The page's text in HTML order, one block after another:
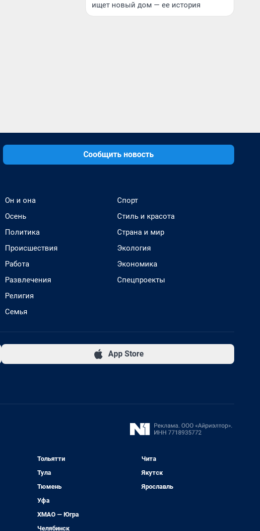
ищет новый дом — ее история
Сообщить новость
Он и она
Осень
Политика
Происшествия
Работа
Развлечения
Религия
Семья
Спорт
Стиль и красота
Страна и мир
Экология
Экономика
Спецпроекты
App Store
Тольятти
Тула
Тюмень
Уфа
ХМАО — Югра
Челябинск
Чита
Якутск
Ярославль